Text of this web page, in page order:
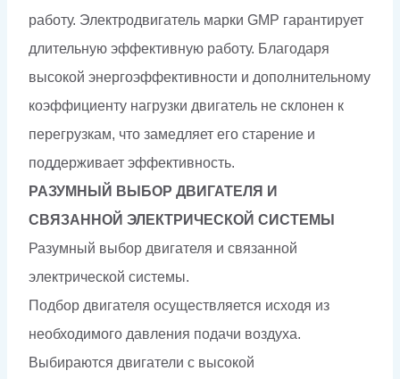
работу. Электродвигатель марки GMP гарантирует
длительную эффективную работу. Благодаря
высокой энергоэффективности и дополнительному
коэффициенту нагрузки двигатель не склонен к
перегрузкам, что замедляет его старение и
поддерживает эффективность.
РАЗУМНЫЙ ВЫБОР ДВИГАТЕЛЯ И
СВЯЗАННОЙ ЭЛЕКТРИЧЕСКОЙ СИСТЕМЫ
Разумный выбор двигателя и связанной
электрической системы.
Подбор двигателя осуществляется исходя из
необходимого давления подачи воздуха.
Выбираются двигатели с высокой